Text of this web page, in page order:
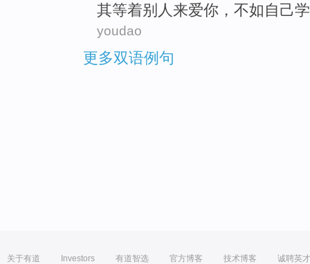
其等着别人来爱你 ， 不如 自己
youdao
更多双语例句
关于有道 Investors 有道智选 官方博客 技术博客 诚聘英才